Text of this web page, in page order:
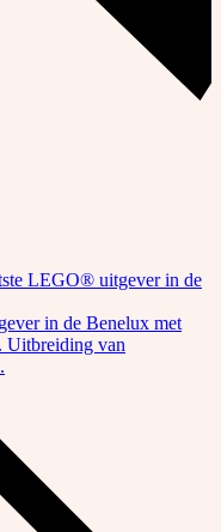
LEGO® uitgever in de
in de Benelux met
Uitbreiding van